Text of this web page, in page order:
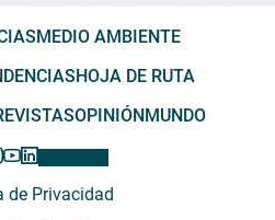
MEDIO AMBIENTE
HOJA DE RUTA
OPINIÓN MUNDO
de Privacidad